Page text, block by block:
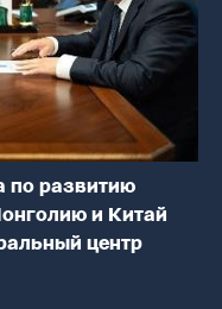
по развитию
и Китай
центр